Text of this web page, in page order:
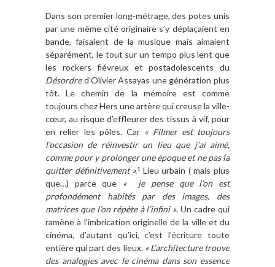
Dans son premier long-métrage, des potes unis
par une même cité originaire s’y déplaçaient en
bande, faisaient de la musique mais aimaient
séparément, le tout sur un tempo plus lent que
les rockers fiévreux et postadolescents du
Désordred’Olivier Assayas une génération plus
tôt. Le chemin de la mémoire est comme
toujours chez Hers une artère qui creuse la ville-
cœur, au risque d’effleurer des tissus à vif, pour
en relier les pôles. Car « Filmer est toujours
l’occasion de réinvestir un lieu que j’ai aimé,
comme pour y prolonger une époque et ne pas la
quitter définitivement ».1 Lieu urbain ( mais plus
que…) parce que « je pense que l’on est
profondément habités par des images, des
matrices que l’on répète à l’infini ». Un cadre qui
ramène à l’imbrication originelle de la ville et du
cinéma, d’autant qu’ici, c’est l’écriture toute
entière qui part des lieux. « L’architecture trouve
des analogies avec le cinéma dans son essence